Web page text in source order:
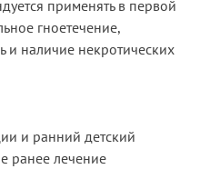
применять в первой
гноетечение,
и наличие некротических
и ранний детский
ранее лечение